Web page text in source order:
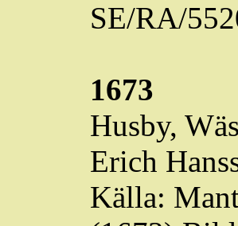
SE/RA/
1673
Husby,
Erich
Källa: